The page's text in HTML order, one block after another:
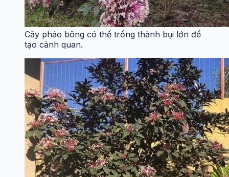
Cây pháo bông có thể trồng thành bụi lớn để
tạo cảnh quan.